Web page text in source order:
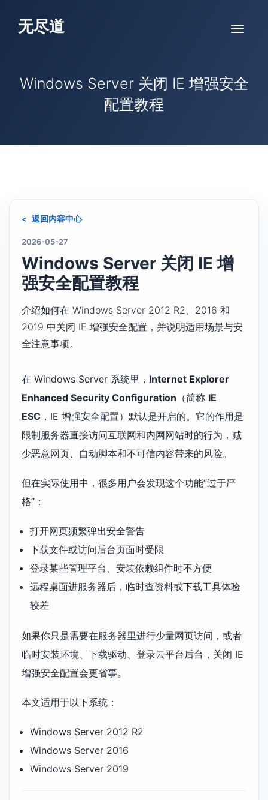
无尽道
Windows Server 关闭 IE 增强安全
配置教程
返回内容中心
2026-05-27
Windows Server 关闭 IE 增
强安全配置教程
介绍如何在 Windows Server 2012 R2、2016 和
2019 中关闭 IE 增强安全配置，并说明适用场景与安
全注意事项。
在 Windows Server 系统里， Internet Explorer
Enhanced Security Configuration （简称 IE
ESC ，IE 增强安全配置）默认是开启的。它的作用是
限制服务器直接访问互联网和内网网站时的行为，减
少恶意网页、自动脚本和不可信内容带来的风险。
但在实际使用中，很多用户会发现这个功能“过于严
格”：
打开网页频繁弹出安全警告
下载文件或访问后台页面时受限
登录某些管理平台、安装依赖组件时不方便
远程桌面进服务器后，临时查资料或下载工具体验
较差
如果你只是需要在服务器里进行少量网页访问，或者
临时安装环境、下载驱动、登录云平台后台，关闭 IE
增强安全配置会更省事。
本文适用于以下系统：
Windows Server 2012 R2
Windows Server 2016
Windows Server 2019